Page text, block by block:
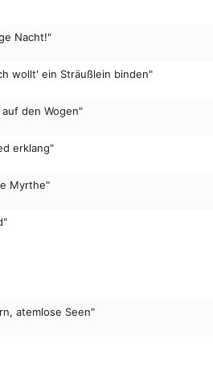
Nacht!"
wollt' ein Sträußlein binden"
den Wogen"
erklang"
Myrthe"
atemlose Seen"